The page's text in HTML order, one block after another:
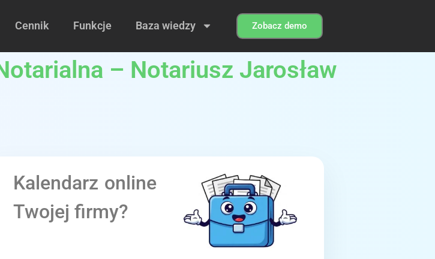
Cennik Funkcje Baza wiedzy Zobacz demo
– Notariusz Jarosław
Kalendarz online
Twojej firmy?